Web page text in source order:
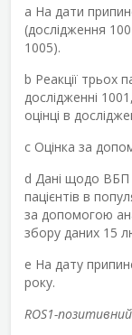
a На дати
(дослідження
1005).
b Реакції трьох
дослідженні
оцінці в
c Оцінка за
d Дані щодо ВБП
пацієнтів в
за допомогою
збору даних 15
e На дату
року.
ROS1-